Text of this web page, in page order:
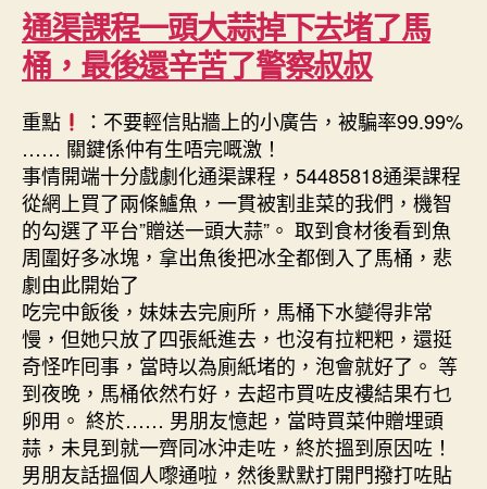
課
程
一
頭
大
蒜
落
去
塞
咗
最
後
仲
辛
苦
埋
警
察
通渠課程一頭大蒜掉下去堵了馬
桶，最後還辛苦了警察叔叔
重點
：不要輕信貼牆上的小廣告，被騙率99.99%
…… 關鍵係仲有生唔完嘅激！
事情開端十分戲劇化通渠課程，54485818通渠課程
從網上買了兩條鱸魚，一貫被割韭菜的我們，機智
的勾選了平台”贈送一頭大蒜”。 取到食材後看到魚
周圍好多冰塊，拿出魚後把冰全都倒入了馬桶，悲
劇由此開始了
吃完中飯後，妹妹去完廁所，馬桶下水變得非常
慢，但她只放了四張紙進去，也沒有拉粑粑，還挺
奇怪咋囘事，當時以為廁紙堵的，泡會就好了。 等
到夜晚，馬桶依然冇好，去超市買咗皮褸結果冇乜
卵用。 終於…… 男朋友憶起，當時買菜仲贈埋頭
蒜，未見到就一齊同冰沖走咗，終於搵到原因咗！
男朋友話搵個人嚟通啦，然後默默打開門撥打咗貼